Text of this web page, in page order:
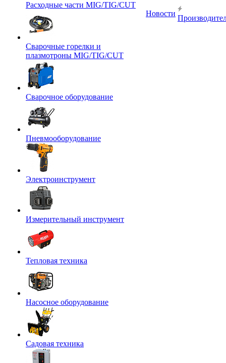
Расходные части MIG/TIG/CUT
Сварочные горелки и
плазмотроны MIG/TIG/CUT
Сварочное оборудование
Пневмооборудование
Электроинструмент
Измерительный инструмент
Тепловая техника
Насосное оборудование
Садовая техника
Новости